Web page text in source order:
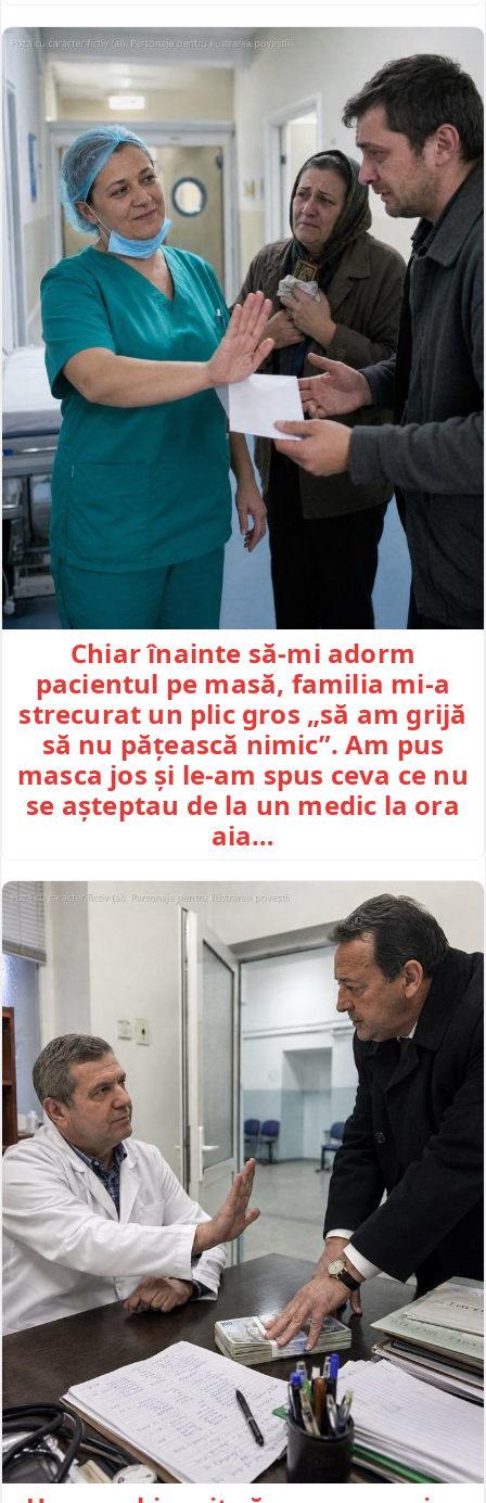
Chiar înainte să-mi adorm
pacientul pe masă, familia mi-a
strecurat un plic gros „să am grijă
să nu pățească nimic”. Am pus
masca jos și le-am spus ceva ce nu
se așteptau de la un medic la ora
aia…